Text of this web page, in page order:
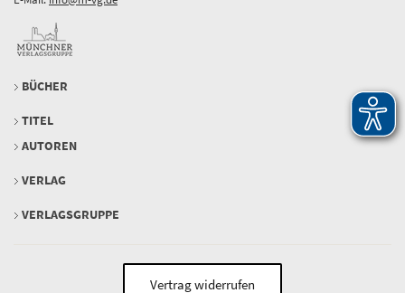
BÜCHER
TITEL
AUTOREN
VERLAG
VERLAGSGRUPPE
Vertrag widerrufen